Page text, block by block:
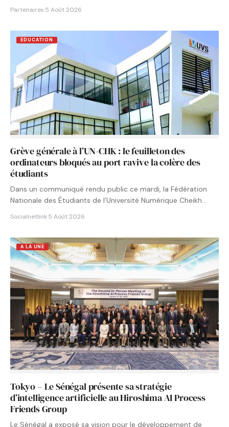
Partenaires·5 Août 2026
EDUCATION
Grève générale à l’UN-CHK : le feuilleton des
ordinateurs bloqués au port ravive la colère des
étudiants
Dans un communiqué rendu public ce mardi, la Fédération
Nationale des Étudiants de l’Université Numérique Cheikh
Socialnetlink·5 Août 2026
A LA UNE
Tokyo – Le Sénégal présente sa stratégie
d’intelligence artificielle au Hiroshima AI Process
Friends Group
Le Sénégal a exposé sa vision pour le développement de